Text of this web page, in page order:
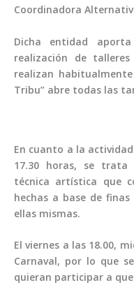
Coordinadora
Dicha entidad
realización de
realizan habitualmente
Tribu” abre todas las
En cuanto a la
17.30 horas, se
técnica artística que
hechas a base de
ellas mismas.
El viernes a las 18.00,
Carnaval, por lo que
quieran participar a